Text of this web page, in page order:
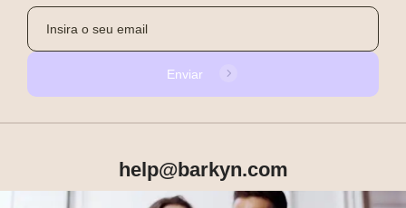
Enviar
help@barkyn.com